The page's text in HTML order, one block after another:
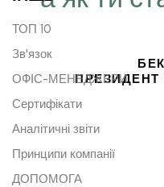
ПРЕЗИДЕНТ
ТОП 10
Зв'язок
ОФІС-МЕНЕДЖЕРИ
Сертифікати
Аналітичні звіти
Принципи компанії
ДОПОМОГА